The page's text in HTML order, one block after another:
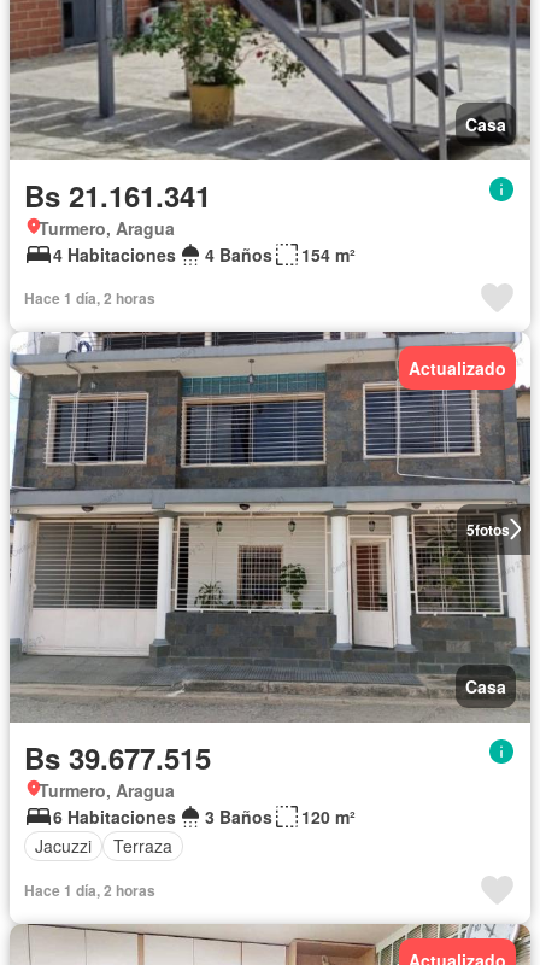
Casa
Bs 21.161.341
Turmero, Aragua
4 Habitaciones
4 Baños 154 m²
Hace 1 día, 2 horas
5fotos
Actualizado
Casa
Bs 39.677.515
Turmero, Aragua
6 Habitaciones
3 Baños
120 m²
Jacuzzi
Terraza
Hace 1 día, 2 horas
Actualizado